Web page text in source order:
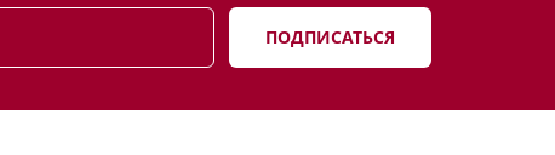
ПОДПИСАТЬСЯ